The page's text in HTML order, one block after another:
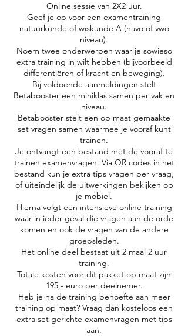
Online sessie van 2X2 uur.
Geef je op voor een examentraining
natuurkunde of wiskunde A (havo of vwo
niveau).
Noem twee onderwerpen waar je sowieso
extra training in wilt hebben (bijvoorbeeld
differentiëren of kracht en beweging).
Bij voldoende aanmeldingen stelt
Betabooster een miniklas samen per vak en
niveau.
Betabooster stelt een op maat gemaakte
set vragen samen waarmee je vooraf kunt
trainen.
Je ontvangt een bestand met de vooraf te
trainen examenvragen. Via QR codes in het
bestand kun je extra tips vragen per vraag,
of uiteindelijk de uitwerkingen bekijken op
je mobiel.
Hierna volgt een intensieve online training
waar in ieder geval die vragen aan de orde
komen en ook de vragen van de andere
groepsleden.
Het online deel bestaat uit 2 maal 2 uur
training.
Totale kosten voor dit pakket op maat zijn
195,- euro per deelnemer.
Heb je na de training behoefte aan meer
training op maat? Vraag dan kosteloos een
extra set gerichte examenvragen met tips
aan.